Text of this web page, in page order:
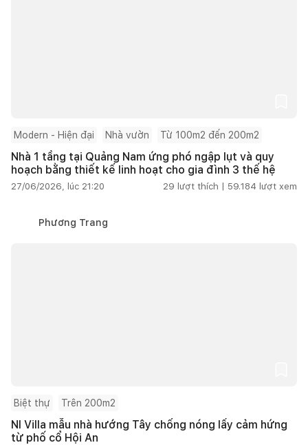
Modern - Hiện đại Nhà vườn Từ 100m2 đến 200m2
Nhà 1 tầng tại Quảng Nam ứng phó ngập lụt và quy
hoạch bằng thiết kế linh hoạt cho gia đình 3 thế hệ
27/06/2026, lúc 21:20 29 lượt thích | 59.184 lượt xem
Phương Trang
Biệt thự Trên 200m2
NI Villa mẫu nhà hướng Tây chống nóng lấy cảm hứng
từ phố cổ Hội An